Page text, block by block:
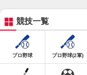
競技一覧
プロ野球 プロ野球(2軍)